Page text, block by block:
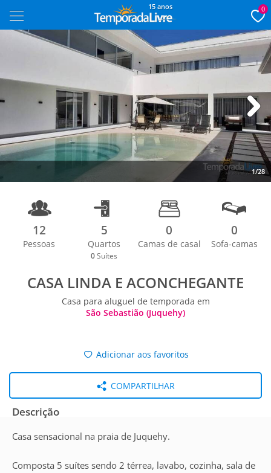
15 anos 0
1/28
Next
12
Pessoas
5
Quartos
0 Suítes
0
Camas de casal
0
Sofa-camas
CASA LINDA E ACONCHEGANTE
Casa para aluguel de temporada em
São Sebastião (Juquehy)
Adicionar aos favoritos
COMPARTILHAR
Descrição
Casa sensacional na praia de Juquehy.
Composta 5 suítes sendo 2 térrea, lavabo, cozinha, sala de